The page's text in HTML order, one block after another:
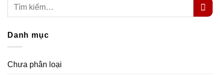
Danh mục
Chưa phân loại